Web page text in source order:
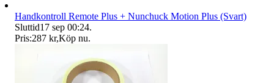
Handkontroll Remote Plus + Nunchuck Motion Plus (Svart)
Sluttid17 sep 00:24.
Pris:287 kr,Köp nu.